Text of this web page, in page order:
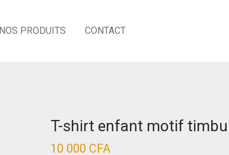
NOS PRODUITS CONTACT
T-shirt enfant motif
10 000 CFA